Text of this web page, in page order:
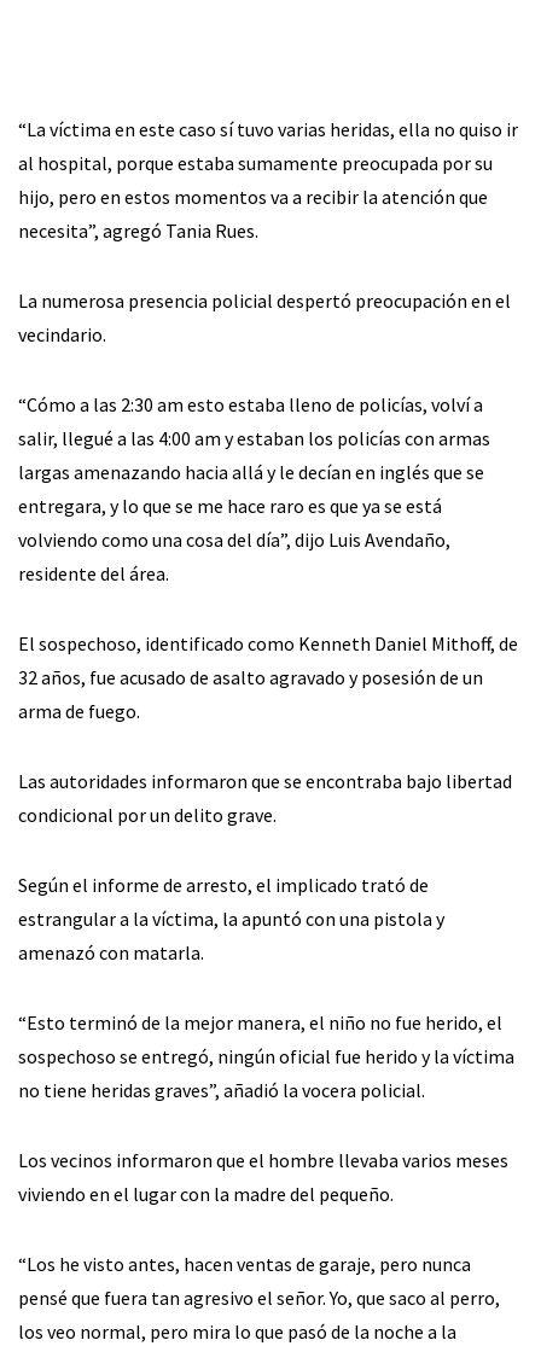
“La víctima en este caso sí tuvo varias heridas, ella no quiso ir
al hospital, porque estaba sumamente preocupada por su
hijo, pero en estos momentos va a recibir la atención que
necesita”, agregó Tania Rues.
La numerosa presencia policial despertó preocupación en el
vecindario.
“Cómo a las 2:30 am esto estaba lleno de policías, volví a
salir, llegué a las 4:00 am y estaban los policías con armas
largas amenazando hacia allá y le decían en inglés que se
entregara, y lo que se me hace raro es que ya se está
volviendo como una cosa del día”, dijo Luis Avendaño,
residente del área.
El sospechoso, identificado como Kenneth Daniel Mithoff, de
32 años, fue acusado de asalto agravado y posesión de un
arma de fuego.
Las autoridades informaron que se encontraba bajo libertad
condicional por un delito grave.
Según el informe de arresto, el implicado trató de
estrangular a la víctima, la apuntó con una pistola y
amenazó con matarla.
“Esto terminó de la mejor manera, el niño no fue herido, el
sospechoso se entregó, ningún oficial fue herido y la víctima
no tiene heridas graves”, añadió la vocera policial.
Los vecinos informaron que el hombre llevaba varios meses
viviendo en el lugar con la madre del pequeño.
“Los he visto antes, hacen ventas de garaje, pero nunca
pensé que fuera tan agresivo el señor. Yo, que saco al perro,
los veo normal, pero mira lo que pasó de la noche a la